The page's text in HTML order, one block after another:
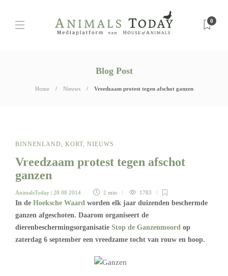
0
Blog Post
Home Nieuws Vreedzaam protest tegen afschot ganzen
BINNENLAND, KORT, NIEUWS
Vreedzaam protest tegen afschot
ganzen
AnimalsToday | 28 08 2014 2 min 1783
In de Hoeksche Waard worden elk jaar duizenden beschermde
ganzen afgeschoten. Daarom organiseert de
dierenbeschermingsorganisatie Stop de Ganzenmoord op
zaterdag 6 september een vreedzame tocht van rouw en hoop.